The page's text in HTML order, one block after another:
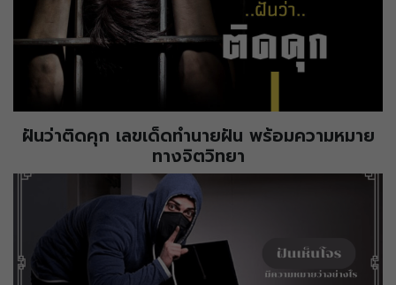
ฝันว่าติดคุก เลขเด็ดทำนายฝัน พร้อมความหมาย
ทางจิตวิทยา